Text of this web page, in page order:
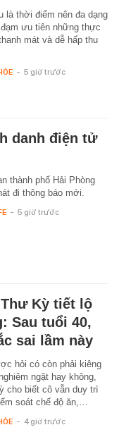
là thời điểm nên đa dạng
đạm ưu tiên những thực
mát và dễ hấp thu
- 5 giờ trước
danh điện tử
thành phố Hải Phòng
đi thông báo mới.
- 5 giờ trước
Kỳ tiết lộ
Sau tuổi 40,
sai lầm này
hỏi có còn phải kiêng
ngặt hay không,
cho biết cô vẫn duy trì
soát chế độ ăn,…
- 4 giờ trước